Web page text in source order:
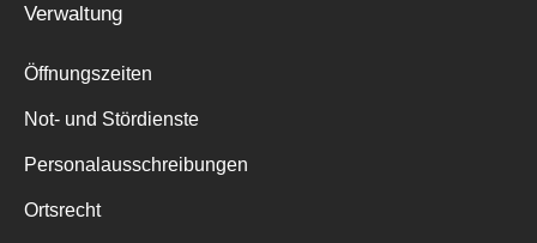
Suche
Verwaltung
Öffnungszeiten
Not- und Stördienste
Personalausschreibungen
Ortsrecht